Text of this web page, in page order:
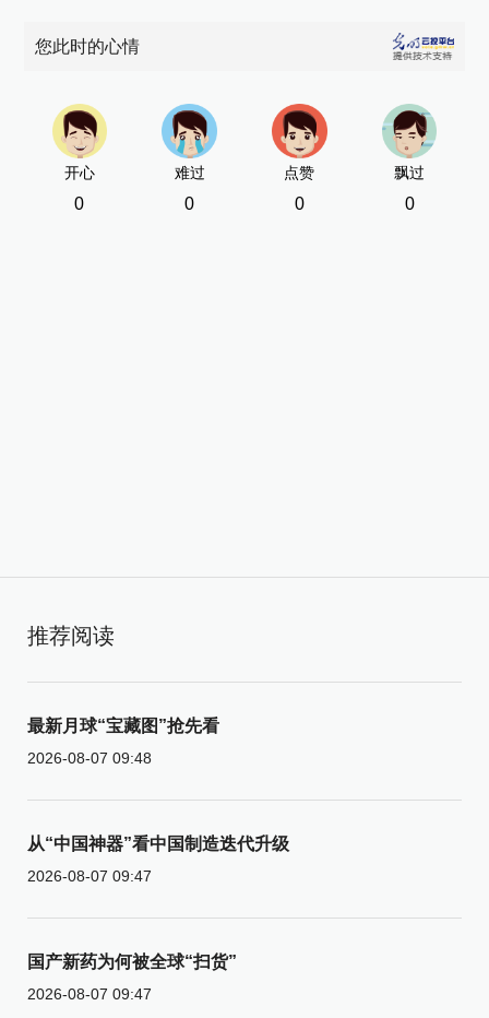
您此时的心情
开心
0
难过
0
点赞
0
飘过
0
推荐阅读
最新月球“宝藏图”抢先看
2026-08-07 09:48
从“中国神器”看中国制造迭代升级
2026-08-07 09:47
国产新药为何被全球“扫货”
2026-08-07 09:47